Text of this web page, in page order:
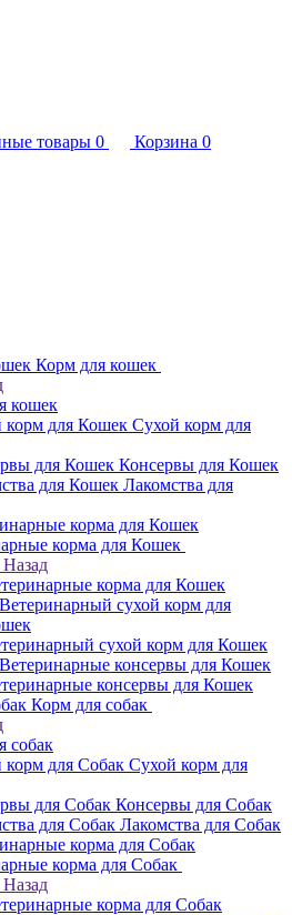
товары 0 Корзина 0
Корм для кошек
кошек
Сухой корм для
Консервы для Кошек
Лакомства для
корма для Кошек
Назад
корма для Кошек
сухой корм для Кошек
консервы для Кошек
Корм для собак
собак
Сухой корм для
Консервы для Собак
Лакомства для Собак
корма для Собак
Назад
корма для Собак